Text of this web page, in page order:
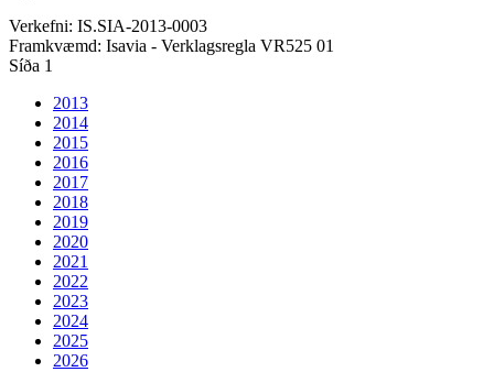
Verkefni: IS.SIA-2013-0003
Framkvæmd: Isavia - Verklagsregla VR525 01
Síða 1
2013
2014
2015
2016
2017
2018
2019
2020
2021
2022
2023
2024
2025
2026